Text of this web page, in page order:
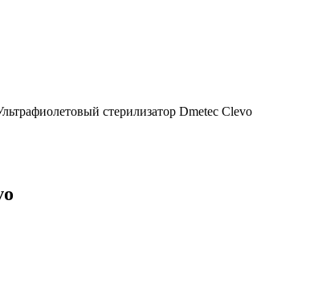
стерилизатор Dmetec Clevo